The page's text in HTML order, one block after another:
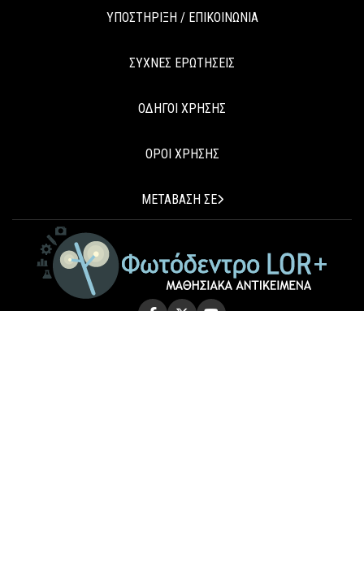
ΥΠΟΣΤΗΡΙΞΗ / ΕΠΙΚΟΙΝΩΝΙΑ
ΣΥΧΝΕΣ ΕΡΩΤΗΣΕΙΣ
ΟΔΗΓΟΙ ΧΡΗΣΗΣ
ΟΡΟΙ ΧΡΗΣΗΣ
ΜΕΤΑΒΑΣΗ ΣΕ